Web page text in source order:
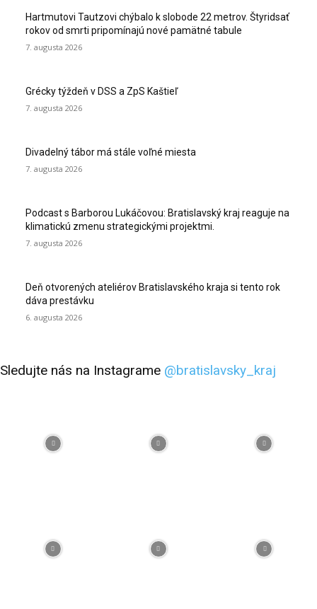
Hartmutovi Tautzovi chýbalo k slobode 22 metrov. Štyridsať
rokov od smrti pripomínajú nové pamätné tabule
7. augusta 2026
Grécky týždeň v DSS a ZpS Kaštieľ
7. augusta 2026
Divadelný tábor má stále voľné miesta
7. augusta 2026
Podcast s Barborou Lukáčovou: Bratislavský kraj reaguje na
klimatickú zmenu strategickými projektmi.
7. augusta 2026
Deň otvorených ateliérov Bratislavského kraja si tento rok
dáva prestávku
6. augusta 2026
Sledujte nás na Instagrame @bratislavsky_kraj